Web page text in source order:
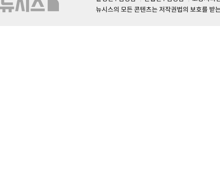
뉴시스의 모든 콘텐츠는 저작권법의 보호를